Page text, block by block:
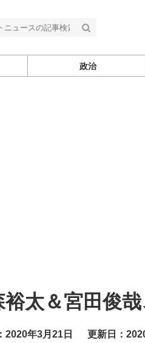
政治
裕太＆宮田俊
2020年3月21日 更新日：